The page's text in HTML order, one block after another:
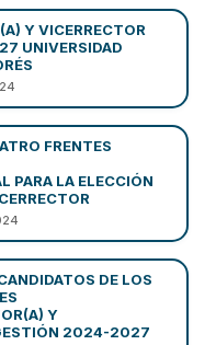
Y VICERRECTOR
UNIVERSIDAD
FRENTES
PARA LA ELECCIÓN
DE LOS
Y
2024-2027